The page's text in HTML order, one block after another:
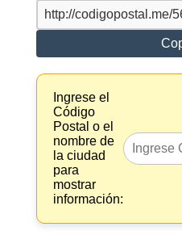
Ingrese el
Código
Postal o el
nombre de
la ciudad
para
mostrar
información: